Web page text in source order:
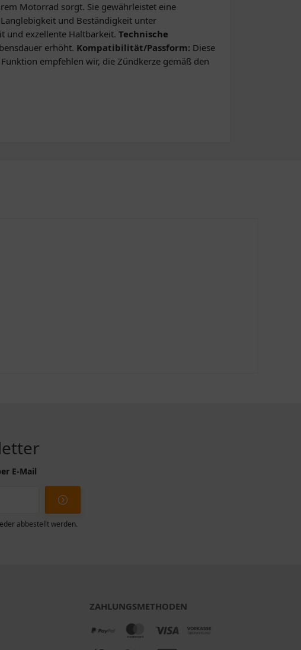
Motorrad sorgt. Sie gewährleistet eine
und Beständigkeit unter
und exzellente Haltbarkeit.Technische
erhöht. Kompatibilität/Passform: Diese
empfehlen wir, die Zündkerze gemäß den
E-Mail
abbestellt werden.
ZAHLUNGSMETHODEN